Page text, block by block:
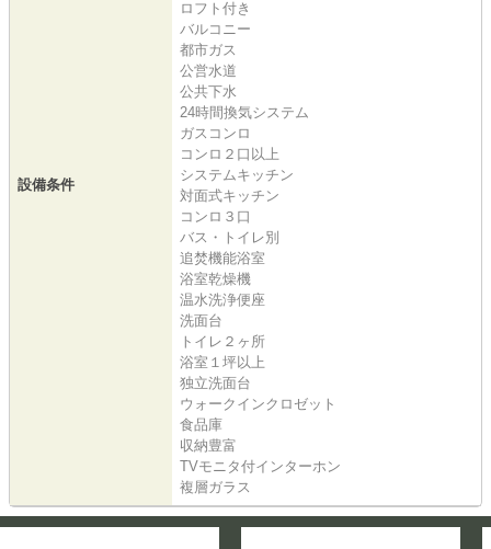
設備条件
ロフト付き
バルコニー
都市ガス
公営水道
公共下水
24時間換気システム
ガスコンロ
コンロ２口以上
システムキッチン
対面式キッチン
コンロ３口
バス・トイレ別
追焚機能浴室
浴室乾燥機
温水洗浄便座
洗面台
トイレ２ヶ所
浴室１坪以上
独立洗面台
ウォークインクロゼット
食品庫
収納豊富
TVモニタ付インターホン
複層ガラス